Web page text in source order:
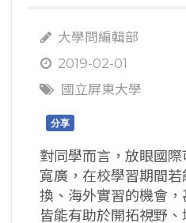
大學問編輯部
2019-02-01
國立屏東大學
分享
對同學而言，放眼國
寬廣，在校學習期間
換、海外實習的機會，
皆能有助於開拓視野、